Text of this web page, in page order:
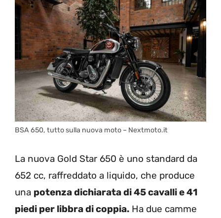
BSA 650, tutto sulla nuova moto – Nextmoto.it
La nuova Gold Star 650 è uno standard da
652 cc, raffreddato a liquido, che produce
una potenza dichiarata di 45 cavalli e 41
piedi per libbra di coppia. Ha due camme